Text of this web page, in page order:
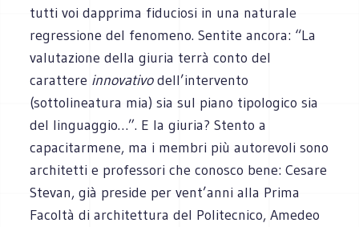
tutti voi dapprima fiduciosi in una naturale
regressione del fenomeno. Sentite ancora: “La
valutazione della giuria terrà conto del
carattere innovativodell’intervento
(sottolineatura mia) sia sul piano tipologico sia
del linguaggio…”. E la giuria? Stento a
capacitarmene, ma i membri più autorevoli sono
architetti e professori che conosco bene: Cesare
Stevan, già preside per vent’anni alla Prima
Facoltà di architettura del Politecnico, Amedeo